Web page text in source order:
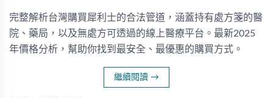
完整解析台灣購買犀利士的合法管道，涵蓋持有處方箋的醫
院、藥局，以及無處方可透過的線上醫療平台。最新2025
年價格分析，幫助你找到最安全、最優惠的購買方式。
繼續閱讀 →